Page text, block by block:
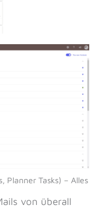
Planner Tasks) – Alles
von überall